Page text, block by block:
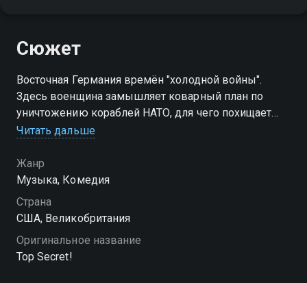
Сюжет
Восточная Германия времён "холодной войны".
Здесь военщина замышляет коварный план по
уничтожению кораблей НАТО, для чего похищает
учёного доктора Фламонда, запирает его в темнице,
Читать дальше
Жанр
Музыка, Комедия
Страна
США, Великобритания
Оригинальное название
Top Secret!